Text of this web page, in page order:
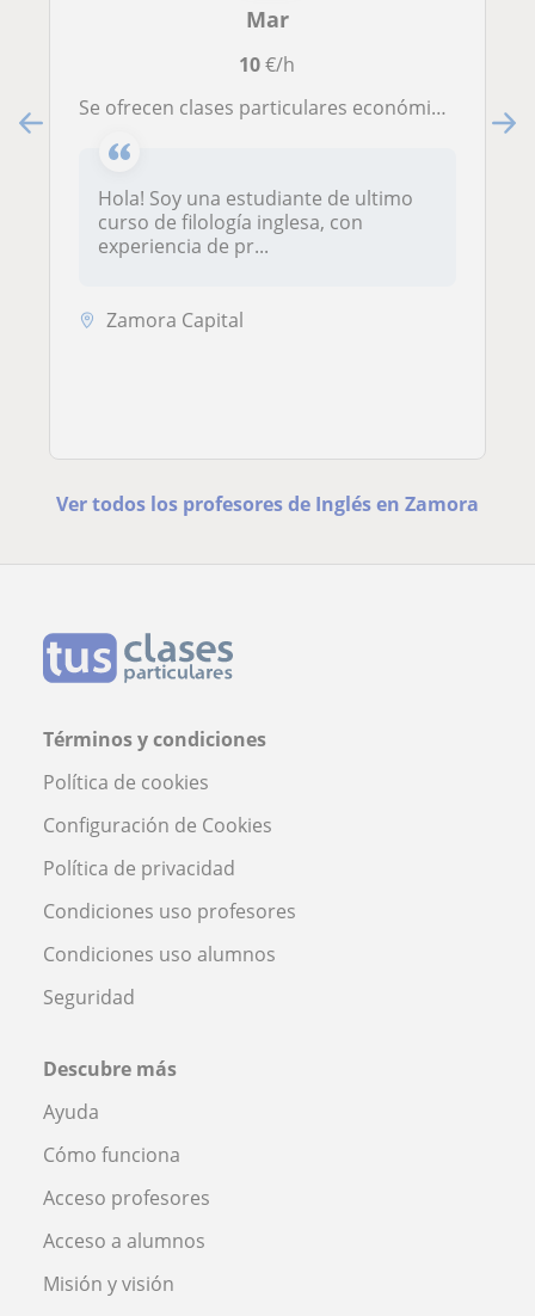
Mar
10€/h
Se ofrecen clases particulares económicas online
Hola! Soy una estudiante de ultimo
curso de filología inglesa, con
experiencia de pr...
Zamora Capital
Ver todos los profesores de Inglés en Zamora
Términos y condiciones
Política de cookies
Configuración de Cookies
Política de privacidad
Condiciones uso profesores
Condiciones uso alumnos
Seguridad
Descubre más
Ayuda
Cómo funciona
Acceso profesores
Acceso a alumnos
Misión y visión